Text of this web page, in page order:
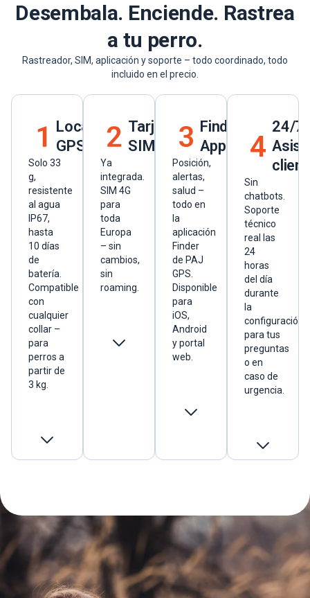
Desembala. Enciende. Rastrea
a tu perro.
Rastreador, SIM, aplicación y soporte – todo coordinado, todo
incluido en el precio.
Localizador
GPS
Solo 33
g,
resistente
al agua
IP67,
hasta
10 días
de
batería.
Compatible
con
cualquier
collar –
para
perros a
partir de
3 kg.
Tarjeta
SIM
Ya
integrada.
SIM 4G
para
toda
Europa
– sin
cambios,
sin
roaming.
Finder
App
Posición,
alertas,
salud –
todo en
la
aplicación
Finder
de PAJ
GPS.
Disponible
para
iOS,
Android
y portal
web.
24/7
Sin
chatbots.
Soporte
técnico
real las
24
horas
del día
durante
la
configuración,
para tus
preguntas
o en
caso de
urgencia.